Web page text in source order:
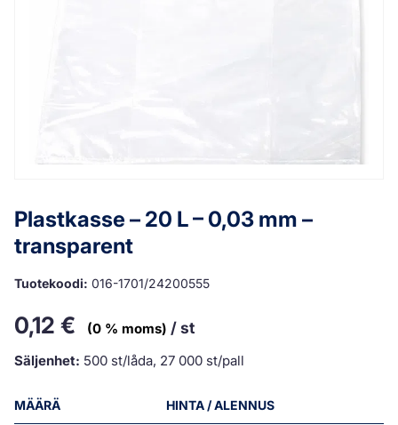
Plastkasse – 20 L – 0,03 mm –
transparent
Tuotekoodi: 016-1701/24200555
0,12 € (0 % moms) / st
Säljenhet: 500 st/låda, 27 000 st/pall
MÄÄRÄ HINTA / ALENNUS